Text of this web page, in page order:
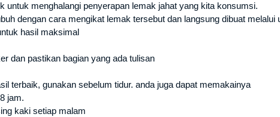
untuk menghalangi penyerapan lemak jahat yang kita konsumsi.
dengan cara mengikat lemak tersebut dan langsung dibuat melalui
hasil maksimal
dan pastikan bagian yang ada tulisan
terbaik, gunakan sebelum tidur. anda juga dapat memakainya
jam.
kaki setiap malam